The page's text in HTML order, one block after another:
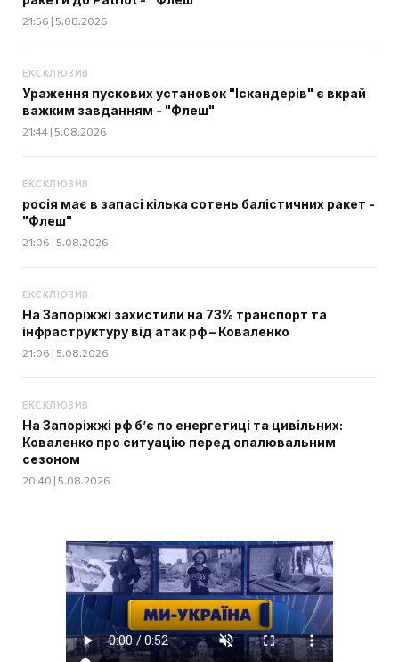
21:56 | 5.08.2026
ЕКСКЛЮЗИВ
Ураження пускових установок "Іскандерів" є вкрай
важким завданням - "Флеш"
21:44 | 5.08.2026
ЕКСКЛЮЗИВ
росія має в запасі кілька сотень балістичних ракет -
"Флеш"
21:06 | 5.08.2026
ЕКСКЛЮЗИВ
На Запоріжжі захистили на 73% транспорт та
інфраструктуру від атак рф – Коваленко
21:06 | 5.08.2026
ЕКСКЛЮЗИВ
На Запоріжжі рф б’є по енергетиці та цивільних:
Коваленко про ситуацію перед опалювальним
сезоном
20:40 | 5.08.2026